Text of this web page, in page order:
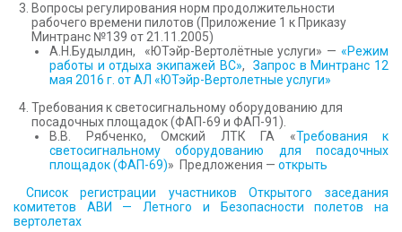
Вопросы регулирования норм продолжительности
рабочего времени пилотов (Приложение 1 к Приказу
Минтранс №139 от 21.11.2005)
А.Н.Будылдин, «ЮТэйр-Вертолётные услуги» — «Режим
работы и отдыха экипажей ВС»,Запрос в Минтранс 12
мая 2016 г. от АЛ «ЮТэйр-Вертолетные услуги»
Требования к светосигнальному оборудованию для
посадочных площадок (ФАП-69 и ФАП-91).
В.В. Рябченко, Омский ЛТК ГА «Требования к
светосигнальному оборудованию для посадочных
площадок (ФАП-69)» Предложения — открыть
Список регистрации участников Открытого заседания
комитетов АВИ — Летного и Безопасности полетов на
вертолетах